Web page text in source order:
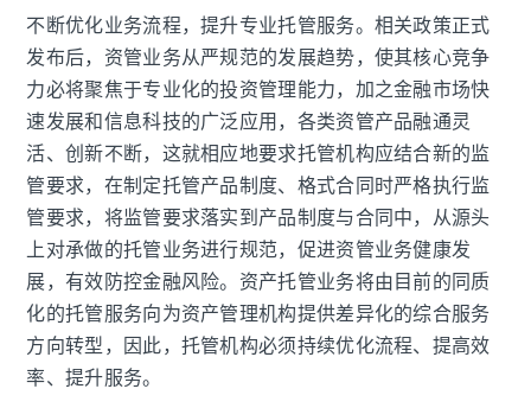
不断优化业务流程，提升专业托管服务。相关政策正式
发布后，资管业务从严规范的发展趋势，使其核心竞争
力必将聚焦于专业化的投资管理能力，加之金融市场快
速发展和信息科技的广泛应用，各类资管产品融通灵
活、创新不断，这就相应地要求托管机构应结合新的监
管要求，在制定托管产品制度、格式合同时严格执行监
管要求，将监管要求落实到产品制度与合同中，从源头
上对承做的托管业务进行规范，促进资管业务健康发
展，有效防控金融风险。资产托管业务将由目前的同质
化的托管服务向为资产管理机构提供差异化的综合服务
方向转型，因此，托管机构必须持续优化流程、提高效
率、提升服务。